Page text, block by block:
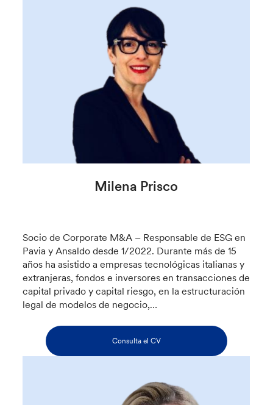
Milena Prisco
Socio de Corporate M&A – Responsable de ESG en
Pavia y Ansaldo desde 1/2022. Durante más de 15
años ha asistido a empresas tecnológicas italianas y
extranjeras, fondos e inversores en transacciones de
capital privado y capital riesgo, en la estructuración
legal de modelos de negocio,…
Consulta el CV